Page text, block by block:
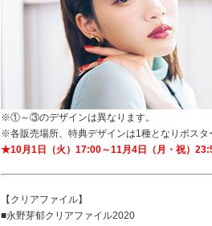
※①～③のデザインは異なります。
※各販売場所、特典デザインは1種となりポス
★10月1日（火）17:00～11月4日（月・祝）
【クリアファイル】
■永野芽郁クリアファイル2020